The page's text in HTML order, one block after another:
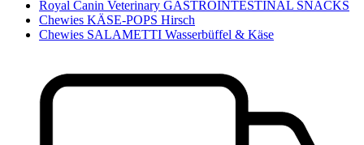
Royal Canin Veterinary GASTROINTESTINAL SNACKS
Chewies KÄSE-POPS Hirsch
Chewies SALAMETTI Wasserbüffel & Käse